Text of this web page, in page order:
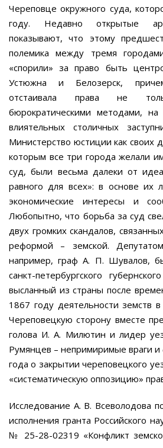
Череповце окружного суда,
году. Недавно открытые
показывают, что этому
полемика между тремя
«спорили» за право быть
Устюжна и Белозерск,
отстаивала права не
бюрократическими методами,
влиятельных столичных
Министерство юстиции как своих
которым все три города желали
суд, были весьма далеки от
равного для всех»: в основе их
экономические интересы и
Любопытно, что борьба за суд
двух громких скандалов,
реформой – земской.
например, граф А. П. Шувалов,
санкт-петербургского
высланный из страны после
1867 году деятельности земств
Череповецкую сторону вместе
голова И. А. Милютин и лидер
Румянцев – непримиримые враги
года о закрытии череповецкого
«систематическую оппозицию»
Исследование А. В. Всеволодова
исполнения гранта Российского
№ 25-28-02319 «Конфликт